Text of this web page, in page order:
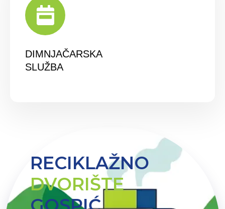
DIMNJAČARSKA
SLUŽBA
RECIKLAŽNO
DVORIŠTE